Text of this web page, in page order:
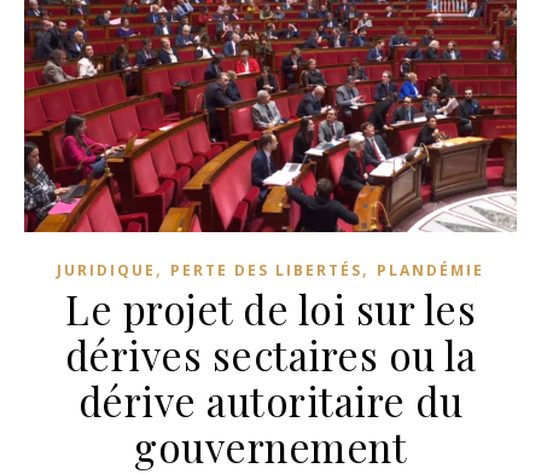
JURIDIQUE , PERTE DES LIBERTÉS, PLANDÉMIE
Le projet de loi sur les
dérives sectaires ou la
dérive autoritaire du
gouvernement